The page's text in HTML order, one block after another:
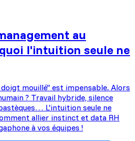
au
l'intuition seule ne
mouillé" est impensable. Alors
? Travail hybride, silence
L'intuition seule ne
allier instinct et data RH
à vos équipes !